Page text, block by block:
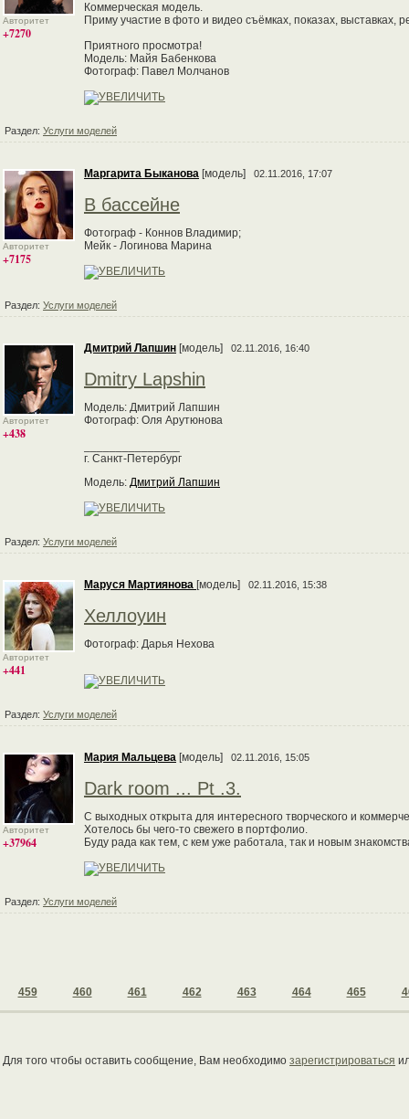
Авторитет
+7270
Коммерческая модель.
Приму участие в фото и видео съёмках, показах,
Приятного просмотра!
Модель: Майя Бабенкова
Фотограф: Павел Молчанов
Раздел: Услуги моделей
Авторитет
+7175
Маргарита Быканова [модель] 02.11.2016, 17:07
В бассейне
Фотограф - Коннов Владимир;
Мейк - Логинова Марина
Раздел: Услуги моделей
Авторитет
+438
Дмитрий Лапшин [модель] 02.11.2016, 16:40
Dmitry Lapshin
Модель: Дмитрий Лапшин
Фотограф: Оля Арутюнова
г. Санкт-Петербург
Модель: Дмитрий Лапшин
Раздел: Услуги моделей
Авторитет
+441
Маруся Мартиянова [модель] 02.11.2016, 15:38
Хеллоуин
Фотограф: Дарья Нехова
Раздел: Услуги моделей
Авторитет
+37964
Мария Мальцева [модель] 02.11.2016, 15:05
Dark room ... Pt .3.
С выходных открыта для интересного творческого и
Хотелось бы чего-то свежего в портфолио.
Буду рада как тем, с кем уже работала, так и новым
Раздел: Услуги моделей
459 460 461 462 463 464 465
Для того чтобы оставить сообщение, Вам необходимо зарегистрироваться